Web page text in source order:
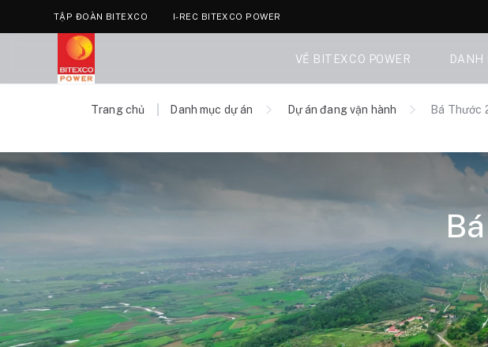
TẬP ĐOÀN BITEXCO I-REC BITEXCO POWER
VỀ BITEXCO POWER DANH
Trang chủ Danh mục dự án Dự án đang vận hành Bá Thước